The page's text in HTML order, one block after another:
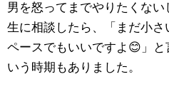
男を怒ってまでやりたくな
生に相談したら、「まだ小
ペースでもいいですよ😊」
いう時期もありました。